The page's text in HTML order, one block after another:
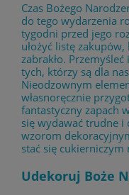
Czas Bożego
do tego wydarzenia
tygodni przed jego
ułożyć listę
zabrakło.
tych, którzy są dla
Nieodzownym
własnoręcznie
fantastyczny zapach
się wydawać trudne i
wzorom
stać się cukierniczym
Udekoruj Boże